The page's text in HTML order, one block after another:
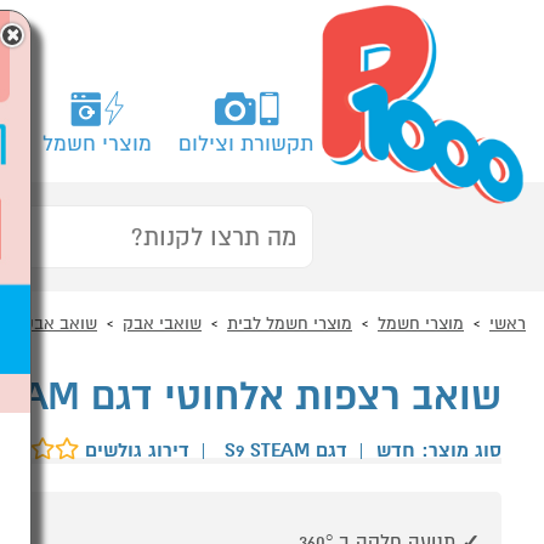
תקשורת וצילום מוצרי חשמל
ראשי מוצרי חשמל מוצרי חשמל לבית שואבי אבק שואב אבק ידני
שואב רצפות אלחוטי דגם TINECO S9 STEAM טינקו
סוג מוצר: חדש | דגם S9 STEAM | דירוג גולשים
ידני אלחוטי ב
×